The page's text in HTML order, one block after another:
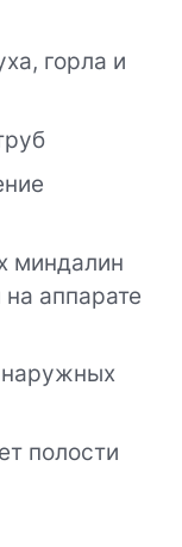
горла и
миндалин
аппарате
наружных
полости